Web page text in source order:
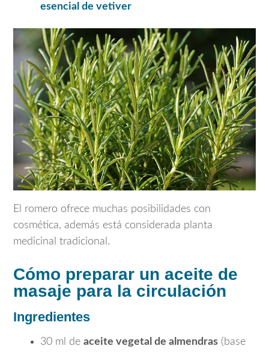
esencial de vetiver
El romero ofrece muchas posibilidades con
cosmética, además está considerada planta
medicinal tradicional.
Cómo preparar un aceite de
masaje para la circulación
Ingredientes
30 ml de aceite vegetal de almendras (base